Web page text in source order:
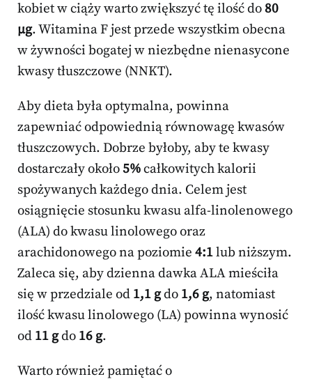
kobiet w ciąży warto zwiększyć tę ilość do80
µg. Witamina F jest przede wszystkim obecna
w żywności bogatej w niezbędne nienasycone
kwasy tłuszczowe (NNKT).
Aby dieta była optymalna, powinna
zapewniać odpowiednią równowagę kwasów
tłuszczowych. Dobrze byłoby, aby te kwasy
dostarczały około5%całkowitych kalorii
spożywanych każdego dnia. Celem jest
osiągnięcie stosunku kwasu alfa-linolenowego
(ALA) do kwasu linolowego oraz
arachidonowego na poziomie 4:1lub niższym.
Zaleca się, aby dzienna dawka ALA mieściła
się w przedziale od 1,1 gdo 1,6 g, natomiast
ilość kwasu linolowego (LA) powinna wynosić
od 11 gdo 16 g.
Warto również pamiętać o